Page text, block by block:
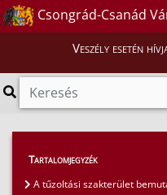
Csongrád-Csanád
Veszély esetén
Szakmai tájékoztatók
Szén-monoxid-
Tartalomjegyzék
A tűzoltási szakterület